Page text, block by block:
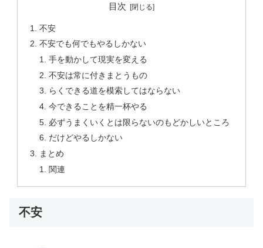
目次
不安
不安でも何でもやるしかない
手を動かして現実を変える
不安は常に付きまとうもの
らくできる道を模索してはならない
今できることを精一杯やる
必ずうまくいくとは限らないのもどかしいところ
だけどやるしかない
まとめ
関連
不安